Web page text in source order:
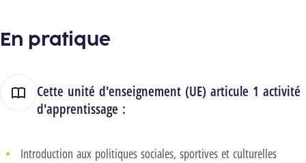
En pratique
Cette unité d'enseignement (UE) articule 1 activité
d'apprentissage :
Introduction aux politiques sociales, sportives et culturelles